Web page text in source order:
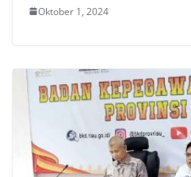
Oktober 1, 2024